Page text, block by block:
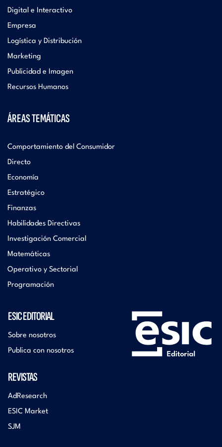
Digital e Interactivo
Empresa
Logística y Distribución
Marketing
Publicidad e Imagen
Recursos Humanos
ÁREAS TEMÁTICAS
Comportamiento del Consumidor
Directo
Economía
Estratégico
Finanzas
Habilidades Directivas
Investigación Comercial
Matemáticas
Operativo y Sectorial
Programación
ESIC EDITORIAL
Sobre nosotros
Publica con nosotros
REVISTAS
AdResearch
ESIC Market
SJM